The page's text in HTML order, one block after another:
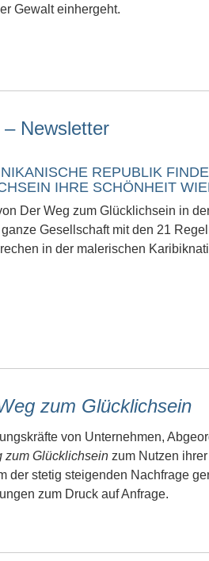
Gewalt einhergeht.
Newsletter
REPUBLIK
IHRE SCHÖNHEIT
Der Weg zum Glücklichsein in
Gesellschaft mit den 21
in der malerischen
zum Glücklichsein
von Unternehmen,
zum Glücklichseinzum Nutzen ihrer
der stetig steigenden Nachfrage
zum Druck auf Anfrage.